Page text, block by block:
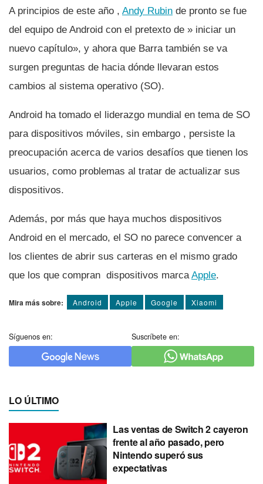
A principios de este año , Andy Rubin de pronto se fue
del equipo de Android con el pretexto de » iniciar un
nuevo capí­tulo», y ahora que Barra también se va
surgen preguntas de hacia dónde llevaran estos
cambios al sistema operativo (SO).
Android ha tomado el liderazgo mundial en tema de SO
para dispositivos móviles, sin embargo , persiste la
preocupación acerca de varios desafí­os que tienen los
usuarios, como problemas al tratar de actualizar sus
dispositivos.
Además, por más que haya muchos dispositivos
Android en el mercado, el SO no parece convencer a
los clientes de abrir sus carteras en el mismo grado
que los que compran dispositivos marca Apple.
Mira más sobre: Android Apple Google Xiaomi
Síguenos en: Suscríbete en:
LO ÚLTIMO
Las ventas de Switch 2 cayeron
frente al año pasado, pero
Nintendo superó sus
expectativas